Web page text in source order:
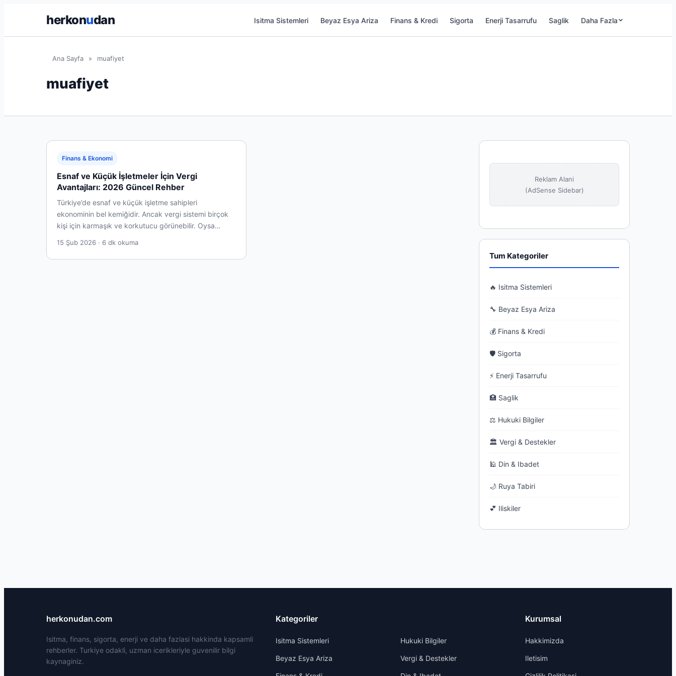
herkonudan Isitma Sistemleri Beyaz Esya Ariza Finans & Kredi Sigorta Enerji Tasarrufu Saglik Daha Fazla
Ana Sayfa » muafiyet
muafiyet
Finans & Ekonomi
Esnaf ve Küçük İşletmeler İçin Vergi
Avantajları: 2026 Güncel Rehber
Türkiye’de esnaf ve küçük işletme sahipleri
ekonominin bel kemiğidir. Ancak vergi sistemi birçok
kişi için karmaşık ve korkutucu görünebilir. Oysa…
15 Şub 2026 · 6 dk okuma
Reklam Alani
(AdSense Sidebar)
Tum Kategoriler
🔥 Isitma Sistemleri
🔧 Beyaz Esya Ariza
💰 Finans & Kredi
🛡 Sigorta
⚡ Enerji Tasarrufu
🏥 Saglik
⚖ Hukuki Bilgiler
🏛 Vergi & Destekler
🕌 Din & Ibadet
🌙 Ruya Tabiri
💕 Iliskiler
herkonudan.com
Isitma, finans, sigorta, enerji ve daha fazlasi hakkinda kapsamli
rehberler. Turkiye odakli, uzman icerikleriyle guvenilir bilgi
kaynaginiz.
Kategoriler
Isitma Sistemleri
Beyaz Esya Ariza
Hukuki Bilgiler
Vergi & Destekler
Kurumsal
Hakkimizda
Iletisim